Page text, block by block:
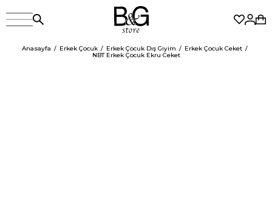
Anasayfa Erkek Çocuk Erkek Çocuk Dış Giyim
Erkek Çocuk Ceket
NBT Erkek Çocuk Ekru Ceket